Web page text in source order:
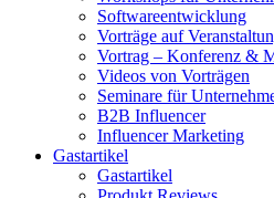
Softwareentwicklung
Vorträge auf
Vortrag – Konferenz &
Videos von Vorträgen
Seminare für
B2B Influencer
Influencer Marketing
Gastartikel
Gastartikel